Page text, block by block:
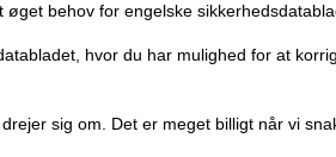
behov for engelske
hvor du har mulighed for at
sig om. Det er meget billigt når vi